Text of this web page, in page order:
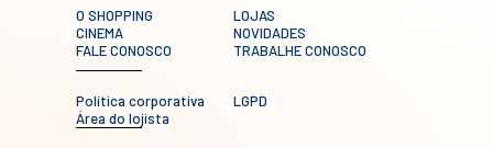
O SHOPPING
LOJAS
CINEMA
NOVIDADES
FALE CONOSCO
TRABALHE CONOSCO
Política corporativa
LGPD
Área do lojista